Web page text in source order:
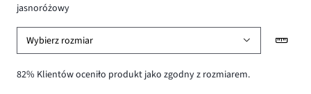
jasnoróżowy
Wybierz rozmiar
82% Klientów oceniło produkt jako zgodny z rozmiarem.